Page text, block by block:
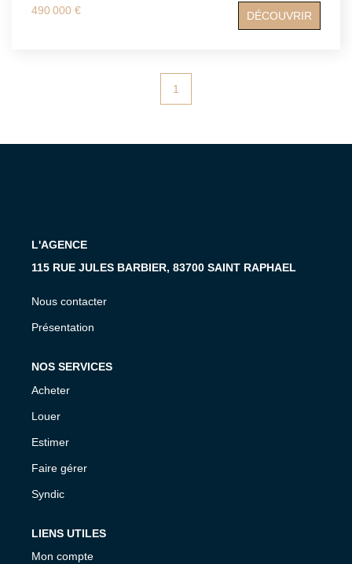
régime de la copropriété. Copropriété de 11 de lots
d'habitation. Charges annuelles 2200€ euros. Classe
sont disponibles sur le site Géorisques :
490 000 € DÉCOUVRIR
1
L'AGENCE
115 RUE JULES BARBIER, 83700 SAINT RAPHAEL
Nous contacter
Présentation
NOS SERVICES
Acheter
Louer
Estimer
Faire gérer
Syndic
LIENS UTILES
Mon compte